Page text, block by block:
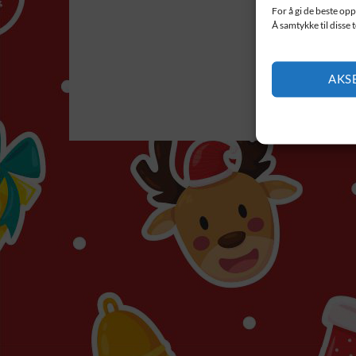
For å gi de beste
Å samtykke til disse